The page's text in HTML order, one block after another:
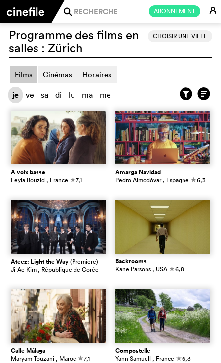
ABONNEMENT E
j
CHOISIR UNE VILLE
Programme des films en
salles : Zürich
Films Cinémas Horaires
je ve sa di lu ma me
À voix basse
Leyla Bouzid , France c7,1
Amarga Navidad
Pedro Almodóvar , Espagne c6,3
Ateez: Light the Way(Premiere)
Ji-Ae Kim , République de Corée
Backrooms
Kane Parsons , USA c6,8
Calle Málaga
Maryam Touzani , Maroc c7,1
Compostelle
Yann Samuell , France c6,3